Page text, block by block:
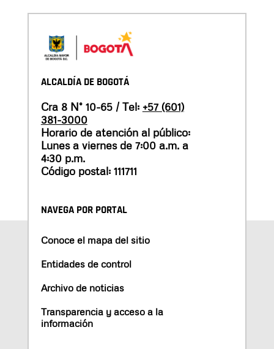
ALCALDÍA DE BOGOTÁ
Cra 8 N° 10-65 / Tel: +57 (601)
381-3000
Horario de atención al público:
Lunes a viernes de 7:00 a.m. a
4:30 p.m.
Código postal: 111711
NAVEGA POR PORTAL
Conoce el mapa del sitio
Entidades de control
Archivo de noticias
Transparencia y acceso a la
información